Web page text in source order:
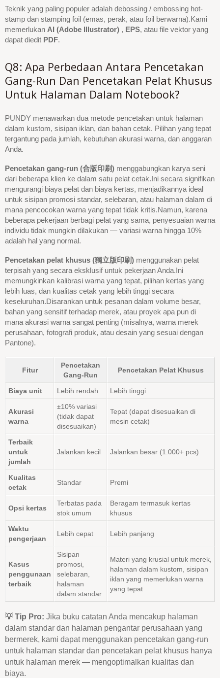
Teknik yang paling populer adalah debossing / embossing hot-
stamp dan stamping foil (emas, perak, atau foil berwarna).Kami
memerlukan AI (Adobe Illustrator) , EPS, atau file vektor yang
dapat diedit PDF.
Q8: Apa Perbedaan Antara Pencetakan
Gang-Run Dan Pencetakan Pelat Khusus
Untuk Halaman Dalam Notebook?
PUNDY menawarkan dua metode pencetakan untuk halaman
dalam kustom, sisipan iklan, dan bahan cetak. Pilihan yang tepat
tergantung pada jumlah, kebutuhan akurasi warna, dan anggaran
Anda.
Pencetakan gang-run (合版印刷) menggabungkan karya seni
dari beberapa klien ke dalam satu pelat cetak.Ini secara signifikan
mengurangi biaya pelat dan biaya kertas, menjadikannya ideal
untuk sisipan promosi standar, selebaran, atau halaman dalam di
mana pencocokan warna yang tepat tidak kritis.Namun, karena
beberapa pekerjaan berbagi pelat yang sama, penyesuaian warna
individu tidak mungkin dilakukan — variasi warna hingga 10%
adalah hal yang normal.
Pencetakan pelat khusus (獨立版印刷) menggunakan pelat
terpisah yang secara eksklusif untuk pekerjaan Anda.Ini
memungkinkan kalibrasi warna yang tepat, pilihan kertas yang
lebih luas, dan kualitas cetak yang lebih tinggi secara
keseluruhan.Disarankan untuk pesanan dalam volume besar,
bahan yang sensitif terhadap merek, atau proyek apa pun di
mana akurasi warna sangat penting (misalnya, warna merek
perusahaan, fotografi produk, atau desain yang sesuai dengan
Pantone).
Fitur
Pencetakan
Gang-Run
Pencetakan Pelat Khusus
Biaya unit Lebih rendah Lebih tinggi
Akurasi
warna
±10% variasi
(tidak dapat
disesuaikan)
Tepat (dapat disesuaikan di
mesin cetak)
Terbaik
untuk
jumlah
Jalankan kecil Jalankan besar (1.000+ pcs)
Kualitas
cetak
Standar Premi
Opsi kertas
Terbatas pada
stok umum
Beragam termasuk kertas
khusus
Waktu
pengerjaan
Lebih cepat Lebih panjang
Kasus
penggunaan
terbaik
Sisipan
promosi,
selebaran,
halaman
dalam standar
Materi yang krusial untuk merek,
halaman dalam kustom, sisipan
iklan yang memerlukan warna
yang tepat
💡 Tip Pro: Jika buku catatan Anda mencakup halaman
dalam standar dan halaman pengantar perusahaan yang
bermerek, kami dapat menggunakan pencetakan gang-run
untuk halaman standar dan pencetakan pelat khusus hanya
untuk halaman merek — mengoptimalkan kualitas dan
biaya.